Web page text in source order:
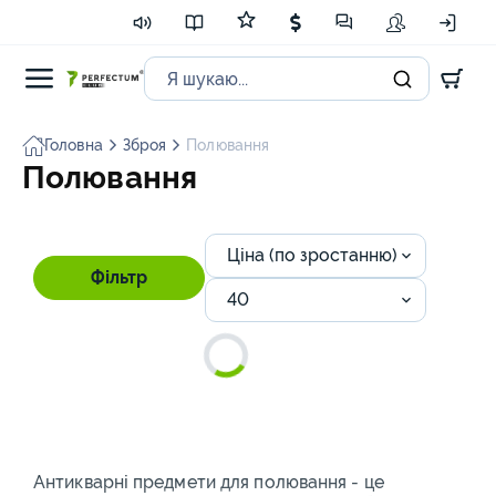
Головна Зброя Полювання
Полювання
Фільтр
Ціна (по зростанню)
40
Антикварні предмети для полювання - це